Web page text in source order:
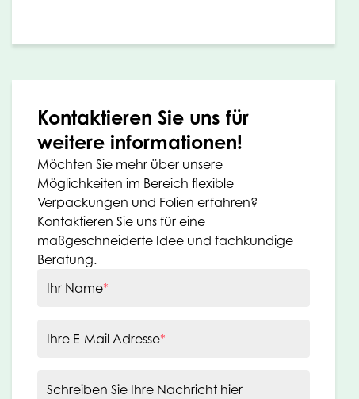
Kontaktieren Sie uns für
weitere informationen!
Möchten Sie mehr über unsere
Möglichkeiten im Bereich flexible
Verpackungen und Folien erfahren?
Kontaktieren Sie uns für eine
maßgeschneiderte Idee und fachkundige
Beratung.
Ihr Name*
Ihre E-Mail Adresse*
Schreiben Sie Ihre Nachricht hier